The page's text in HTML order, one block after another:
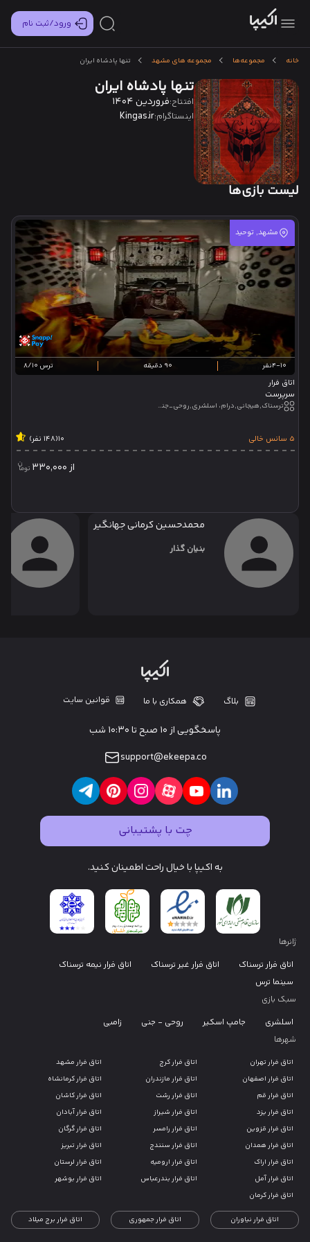
ورود/ثبت نام
خانه مجموعه‌ها مجموعه های مشهد تنها پادشاه ایران
تنها پادشاه ایران
افتتاح:فروردین 1404
اینستاگرام:Kingas.ir
لیست بازی‌ها
مشهد, توحید
4-10نفر 90 دقیقه ترس 8/10
اتاق فرار
سرپرست
ترسناک,هیجانی,درام، اسلشری,روحی_جنی,جامپ اسکیر,تئاتر تعاملی,تئاتر نمایشی
5 سانس خالی 10(148 نفر)
از330,000
محمدحسین کرمانی جهانگیر
بنیان گذار
بلاگ همکاری با ما قوانین سایت
پاسخگویی از ۱۰ صبح تا ۱۰:۳۰ شب
support@ekeepa.co
چت با پشتیبانی
به اکیپا با خیال راحت اطمینان کنید.
ژانرها
اتاق فرار ترسناک
اتاق فرار غیر ترسناک
اتاق فرار نیمه ترسناک
سینما ترس
سبک بازی
اسلشری
جامپ اسکیر روحی - جنی
زامبی
شهرها
اتاق فرار تهران اتاق فرار کرج
اتاق فرار مشهد
اتاق فرار اصفهان
اتاق فرار مازندران
اتاق فرار کرمانشاه
اتاق فرار قم
اتاق فرار رشت
اتاق فرار کاشان
اتاق فرار یزد
اتاق فرار شیراز
اتاق فرار آبادان
اتاق فرار قزوین
اتاق فرار رامسر
اتاق فرار گرگان
اتاق فرار همدان
اتاق فرار سنندج
اتاق فرار تبریز
اتاق فرار اراک
اتاق فرار ارومیه
اتاق فرار لرستان
اتاق فرار آمل
اتاق فرار بندرعباس
اتاق فرار بوشهر
اتاق فرار کرمان
اتاق فرار نیاوران اتاق فرار جمهوری اتاق فرار برج میلاد